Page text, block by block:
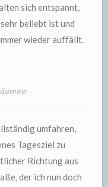
sich entspannt,
beliebt ist und
wieder auffällt.
umfahren,
Tagesziel zu
Richtung aus
der ich nun doch